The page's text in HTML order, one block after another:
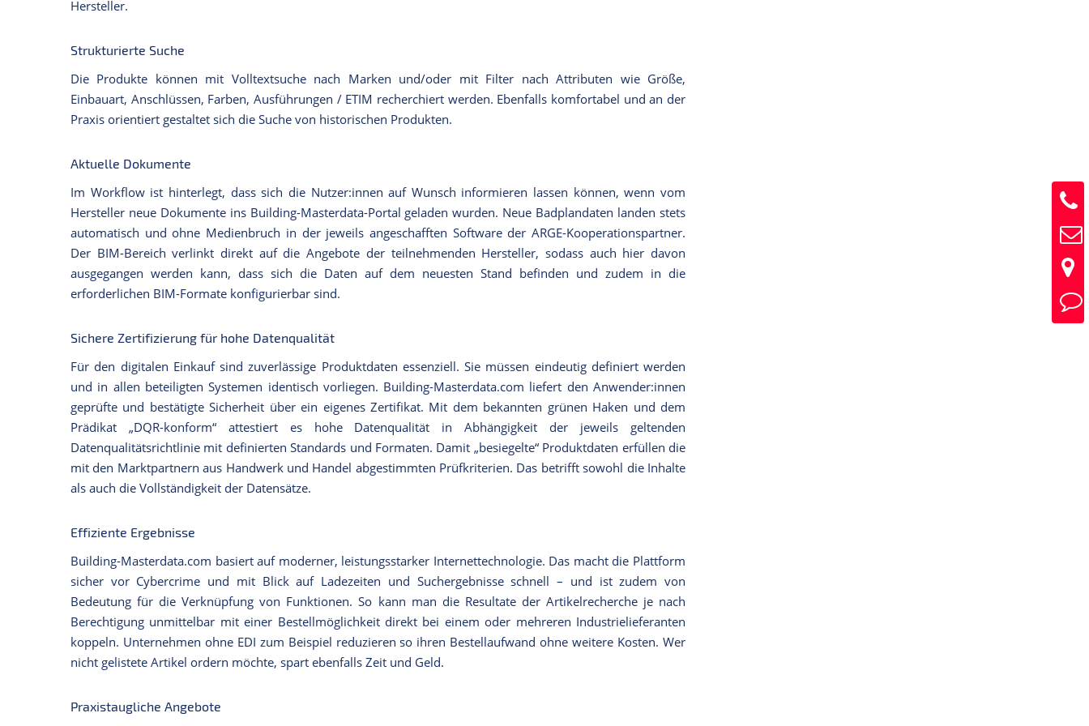
Hersteller.
Strukturierte Suche
Die Produkte können mit Volltextsuche nach Marken und/oder mit Filter nach Attributen wie Größe,
Einbauart, Anschlüssen, Farben, Ausführungen / ETIM recherchiert werden. Ebenfalls komfortabel und an der
Praxis orientiert gestaltet sich die Suche von historischen Produkten.
Aktuelle Dokumente
Im Workflow ist hinterlegt, dass sich die Nutzer:innen auf Wunsch informieren lassen können, wenn vom
Hersteller neue Dokumente ins Building-Masterdata-Portal geladen wurden. Neue Badplandaten landen stets
automatisch und ohne Medienbruch in der jeweils angeschafften Software der ARGE-Kooperationspartner.
Der BIM-Bereich verlinkt direkt auf die Angebote der teilnehmenden Hersteller, sodass auch hier davon
ausgegangen werden kann, dass sich die Daten auf dem neuesten Stand befinden und zudem in die
erforderlichen BIM-Formate konfigurierbar sind.
Sichere Zertifizierung für hohe Datenqualität
Für den digitalen Einkauf sind zuverlässige Produktdaten essenziell. Sie müssen eindeutig definiert werden
und in allen beteiligten Systemen identisch vorliegen. Building-Masterdata.com liefert den Anwender:innen
geprüfte und bestätigte Sicherheit über ein eigenes Zertifikat. Mit dem bekannten grünen Haken und dem
Prädikat „DQR-konform“ attestiert es hohe Datenqualität in Abhängigkeit der jeweils geltenden
Datenqualitätsrichtlinie mit definierten Standards und Formaten. Damit „besiegelte“ Produktdaten erfüllen die
mit den Marktpartnern aus Handwerk und Handel abgestimmten Prüfkriterien. Das betrifft sowohl die Inhalte
als auch die Vollständigkeit der Datensätze.
Effiziente Ergebnisse
Building-Masterdata.com basiert auf moderner, leistungsstarker Internettechnologie. Das macht die Plattform
sicher vor Cybercrime und mit Blick auf Ladezeiten und Suchergebnisse schnell – und ist zudem von
Bedeutung für die Verknüpfung von Funktionen. So kann man die Resultate der Artikelrecherche je nach
Berechtigung unmittelbar mit einer Bestellmöglichkeit direkt bei einem oder mehreren Industrielieferanten
koppeln. Unternehmen ohne EDI zum Beispiel reduzieren so ihren Bestellaufwand ohne weitere Kosten. Wer
nicht gelistete Artikel ordern möchte, spart ebenfalls Zeit und Geld.
Praxistaugliche Angebote